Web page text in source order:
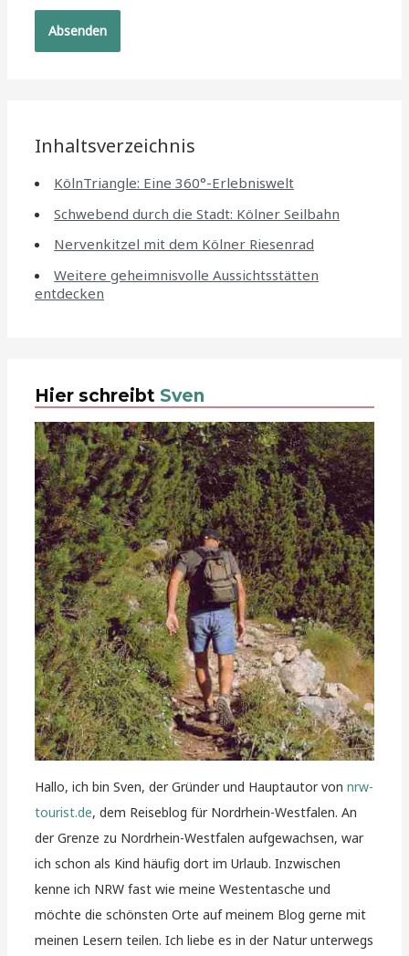
Inhaltsverzeichnis
KölnTriangle: Eine 360°-Erlebniswelt
Schwebend durch die Stadt: Kölner Seilbahn
Nervenkitzel mit dem Kölner Riesenrad
Weitere geheimnisvolle Aussichtsstätten
entdecken
Hier schreibt Sven
Hallo, ich bin Sven, der Gründer und Hauptautor vonnrw-
tourist.de, dem Reiseblog für Nordrhein-Westfalen. An
der Grenze zu Nordrhein-Westfalen aufgewachsen, war
ich schon als Kind häufig dort im Urlaub. Inzwischen
kenne ich NRW fast wie meine Westentasche und
möchte die schönsten Orte auf meinem Blog gerne mit
meinen Lesern teilen. Ich liebe es in der Natur unterwegs